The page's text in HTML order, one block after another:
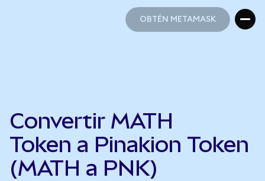
OBTÉN METAMASK
Convertir MATH
Token a Pinakion Token
(MATH a PNK)